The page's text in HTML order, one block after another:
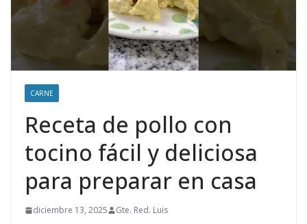
CARNE
Receta de pollo con
tocino fácil y deliciosa
para preparar en casa
diciembre 13, 2025 Gte. Red. Luis